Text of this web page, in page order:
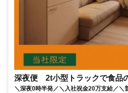
深夜便 2t小型トラックで食品
＼深夜0時半発／＼入社祝金20万支給／＼